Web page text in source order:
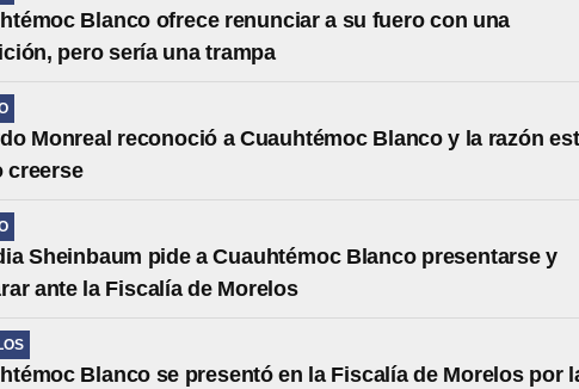
Blanco ofrece renunciar a su fuero con una
pero sería una trampa
Monreal reconoció a Cuauhtémoc Blanco y la razón
creerse
Sheinbaum pide a Cuauhtémoc Blanco presentarse y
ante la Fiscalía de Morelos
Blanco se presentó en la Fiscalía de Morelos por